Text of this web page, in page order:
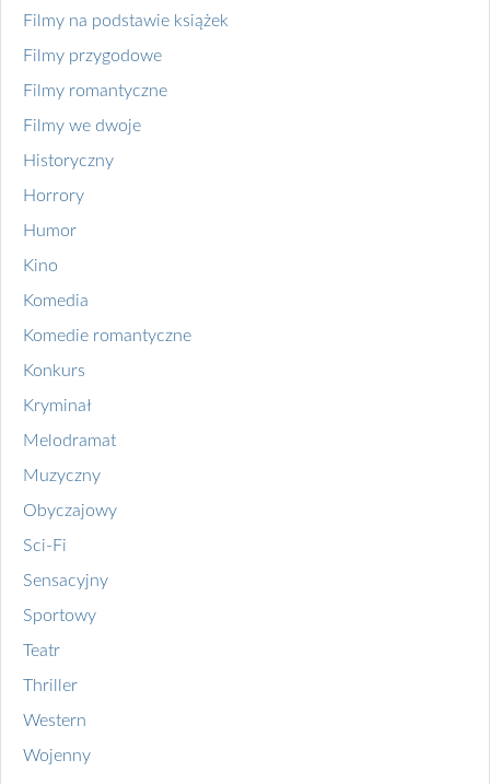
Filmy na podstawie książek
Filmy przygodowe
Filmy romantyczne
Filmy we dwoje
Historyczny
Horrory
Humor
Kino
Komedia
Komedie romantyczne
Konkurs
Kryminał
Melodramat
Muzyczny
Obyczajowy
Sci-Fi
Sensacyjny
Sportowy
Teatr
Thriller
Western
Wojenny